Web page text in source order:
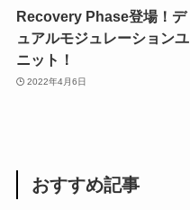
Recovery Phase登場！デ
ュアルモジュレーションユ
ニット！
2022年4月6日
おすすめ記事